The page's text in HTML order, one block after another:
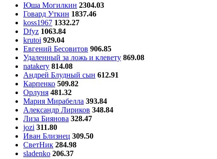
Юша Могилкин 2304.03
Говард Уткин 1837.46
koss1967 1332.27
Dfyz 1063.84
krutoi 929.04
Евгений Бесовитов 906.85
Удаленный за ложь и клевету 869.08
natakery 814.08
Андрей Блудный сын 612.91
Карпенко 509.82
Орлуня 481.32
Мария Мирабелла 393.84
Александр Лириков 348.84
Лиза Биянова 328.47
jozi 311.80
Иван Близнец 309.50
СветНик 284.98
sladenko 206.37